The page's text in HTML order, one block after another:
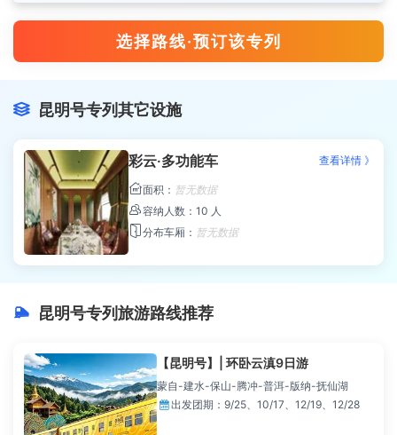
选择路线·预订该专列
 昆明号专列其它设施
彩云·多功能车
面积： 暂无数据
容纳人数：10 人
分布车厢： 暂无数据
查看详情 》
 昆明号专列旅游路线推荐
【昆明号】| 环卧云滇9日游
蒙自-建水-保山-腾冲-普洱-版纳-抚仙湖
出发团期： 9/25、10/17、12/19、12/28